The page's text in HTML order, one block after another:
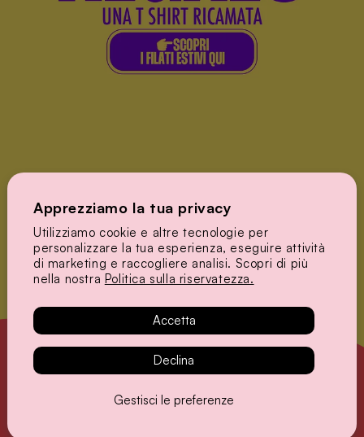
Apprezziamo la tua privacy
Utilizziamo cookie e altre tecnologie per
personalizzare la tua esperienza, eseguire attività
di marketing e raccogliere analisi. Scopri di più
nella nostra Politica sulla riservatezza.
Gestisci le preferenze
Accetta
Declina